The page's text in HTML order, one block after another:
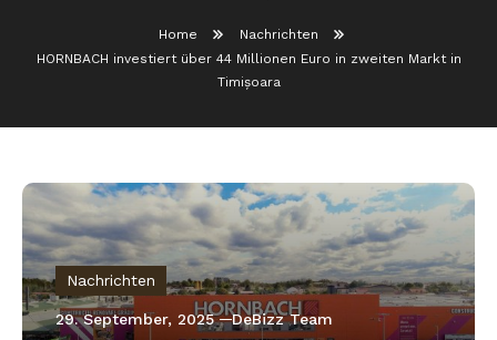
Home
Nachrichten
HORNBACH investiert über 44 Millionen Euro in zweiten Markt in
Timișoara
Nachrichten
29. September, 2025 DeBizz Team